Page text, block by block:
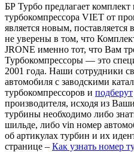
БР Турбо предлагает
турбокомпрессора VIET от
является новым,
не уверены в том, что
JRONE именно тот, что Вам
Турбокомпрессоры — это
2001 года. Наши сотрудники
автомобиля с заводскими
турбокомпрессоров и подберут
производителя, исходя из
турбины необходимо либо
шильде, либо vin номер
об артикулах турбин и их
странице – Как узнать номер